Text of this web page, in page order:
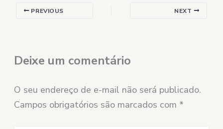
PREVIOUS NEXT
Deixe um comentário
O seu endereço de e-mail não será publicado.
Campos obrigatórios são marcados com *